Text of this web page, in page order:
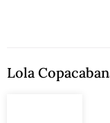
Lola